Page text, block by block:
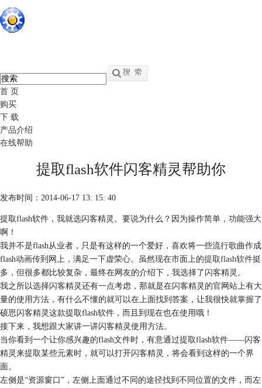
首 页
购买
下 载
产品介绍
在线帮助
提取flash软件闪客精灵帮助你
发布时间：2014-06-17 13: 15: 40
提取flash软件，我就选闪客精灵。要说为什么？因为操作简单，功能强大
啊！
我并不是flash从业者，只是有这样的一个爱好，喜欢将一些流行歌曲作成
flash动画传到网上，满足一下虚荣心。虽然现在市面上的提取flash软件挺
多，但很多都比较复杂，最终在网友的介绍下，我选择了闪客精灵。
我之所以选择闪客精灵还有一点考虑，那就是在闪客精灵的官网站上有大
量的使用方法，有什么不懂的就可以在上面找到答案，让我很快就掌握了
硕思闪客精灵这款提取flash软件，而且到现在也在使用哦！
接下来，我想跟大家讲一讲闪客精灵使用方法。
当你看到一个让你感兴趣的flash文件时，有意通过提取flash软件——闪客
精灵来提取某些元素时，就可以打开闪客精灵，将会看到这样的一个界
面。
左侧是“资源窗口”，左侧上面通过不同的途径找到不同位置的文件，而左